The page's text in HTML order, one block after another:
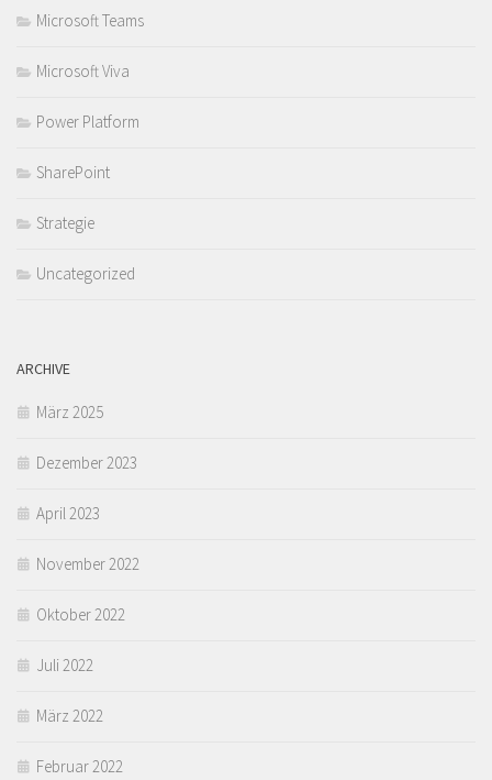
Microsoft Teams
Microsoft Viva
Power Platform
SharePoint
Strategie
Uncategorized
ARCHIVE
März 2025
Dezember 2023
April 2023
November 2022
Oktober 2022
Juli 2022
März 2022
Februar 2022